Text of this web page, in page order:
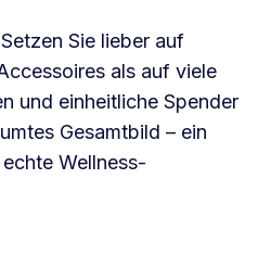
Setzen Sie lieber auf
als auf viele
und einheitliche Spender
Gesamtbild – ein
Wellness-